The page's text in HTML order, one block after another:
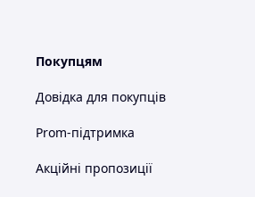
Покупцям
Довідка для покупців
Prom-підтримка
Акційні пропозиції